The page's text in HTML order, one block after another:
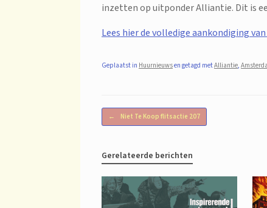
inzetten op uitponder Alliantie. Dit is
Lees hier de volledige aankondiging
Geplaatst in Huurnieuwsen getagd metAlliantie,
Bericht navigatie
← Niet Te Koop flitsactie 207
Gerelateerde berichten